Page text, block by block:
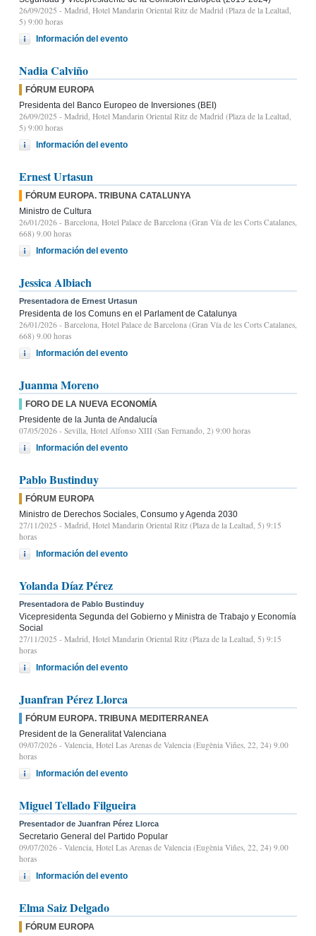
26/09/2025 - Madrid, Hotel Mandarin Oriental Ritz de Madrid (Plaza de la Lealtad,
5) 9:00 horas
Información del evento
Nadia Calviño
FÓRUM EUROPA
Presidenta del Banco Europeo de Inversiones (BEI)
26/09/2025 - Madrid, Hotel Mandarin Oriental Ritz de Madrid (Plaza de la Lealtad,
5) 9:00 horas
Información del evento
Ernest Urtasun
FÓRUM EUROPA. TRIBUNA CATALUNYA
Ministro de Cultura
26/01/2026 - Barcelona, Hotel Palace de Barcelona (Gran Vía de les Corts Catalanes,
668) 9.00 horas
Información del evento
Jessica Albiach
Presentadora de Ernest Urtasun
Presidenta de los Comuns en el Parlament de Catalunya
26/01/2026 - Barcelona, Hotel Palace de Barcelona (Gran Vía de les Corts Catalanes,
668) 9.00 horas
Información del evento
Juanma Moreno
FORO DE LA NUEVA ECONOMÍA
Presidente de la Junta de Andalucía
07/05/2026 - Sevilla, Hotel Alfonso XIII (San Fernando, 2) 9:00 horas
Información del evento
Pablo Bustinduy
FÓRUM EUROPA
Ministro de Derechos Sociales, Consumo y Agenda 2030
27/11/2025 - Madrid, Hotel Mandarin Oriental Ritz (Plaza de la Lealtad, 5) 9:15
horas
Información del evento
Yolanda Díaz Pérez
Presentadora de Pablo Bustinduy
Vicepresidenta Segunda del Gobierno y Ministra de Trabajo y Economía
Social
27/11/2025 - Madrid, Hotel Mandarin Oriental Ritz (Plaza de la Lealtad, 5) 9:15
horas
Información del evento
Juanfran Pérez Llorca
FÓRUM EUROPA. TRIBUNA MEDITERRANEA
President de la Generalitat Valenciana
09/07/2026 - Valencia, Hotel Las Arenas de Valencia (Eugènia Viñes, 22, 24) 9.00
horas
Información del evento
Miguel Tellado Filgueira
Presentador de Juanfran Pérez Llorca
Secretario General del Partido Popular
09/07/2026 - Valencia, Hotel Las Arenas de Valencia (Eugènia Viñes, 22, 24) 9.00
horas
Información del evento
Elma Saiz Delgado
FÓRUM EUROPA